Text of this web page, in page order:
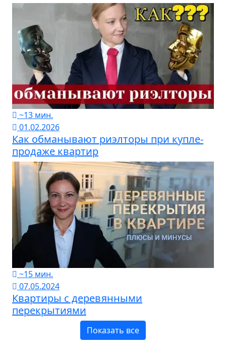
~13 мин.
01.02.2026
Как обманывают риэлторы при купле-
продаже квартир
~15 мин.
07.05.2024
Квартиры с деревянными
перекрытиями
Показать все